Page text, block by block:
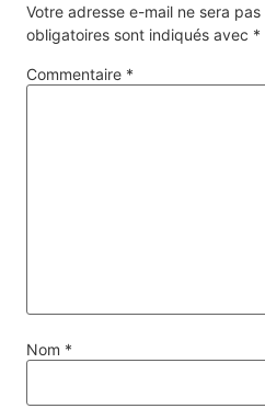
Votre adresse e-mail ne sera pas
obligatoires sont indiqués avec *
Commentaire *
Nom *